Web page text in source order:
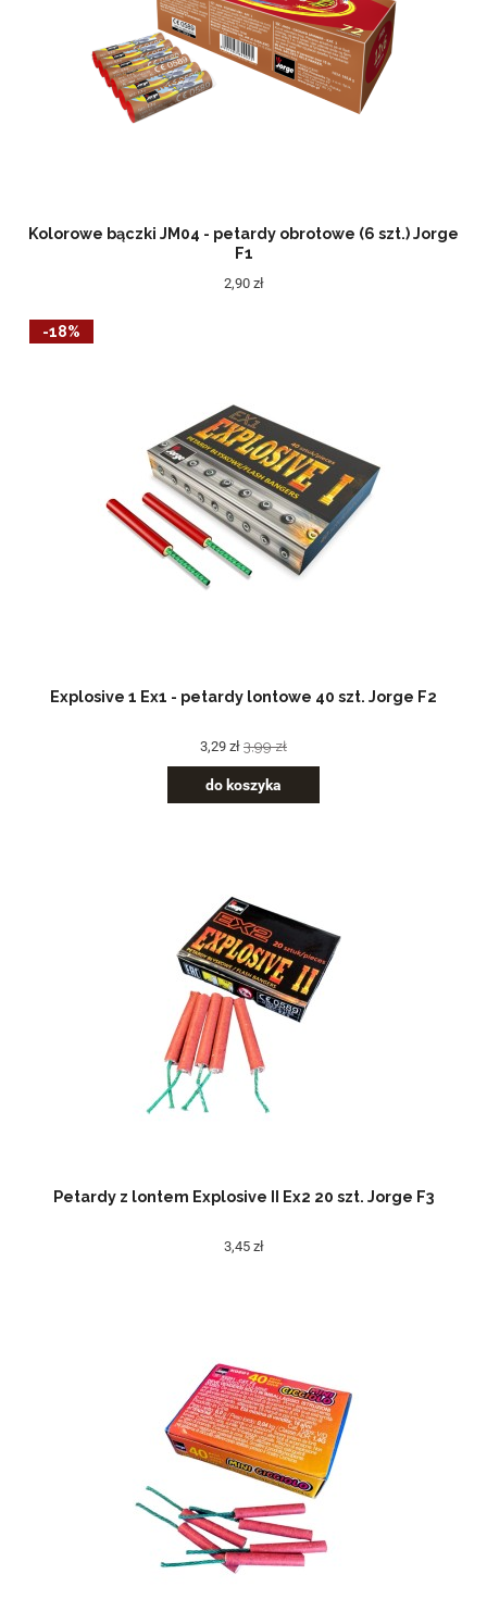
Kolorowe bączki JM04 - petardy obrotowe (6 szt.) Jorge
F1
2,90 zł
Explosive 1 Ex1 - petardy lontowe 40 szt. Jorge F2
3,29 zł 3,99 zł
do koszyka
-18%
Petardy z lontem Explosive II Ex2 20 szt. Jorge F3
3,45 zł